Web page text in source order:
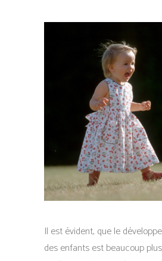
Il est évident, que le
des enfants est beaucoup